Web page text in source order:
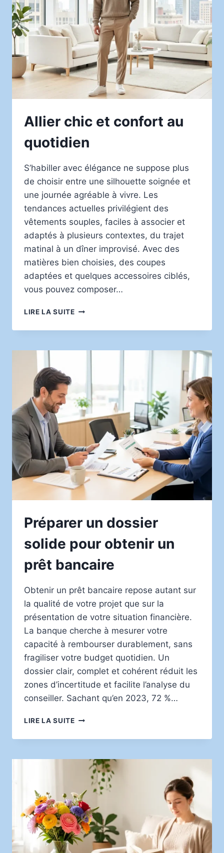
Allier chic et confort au
quotidien
S’habiller avec élégance ne suppose plus
de choisir entre une silhouette soignée et
une journée agréable à vivre. Les
tendances actuelles privilégient des
vêtements souples, faciles à associer et
adaptés à plusieurs contextes, du trajet
matinal à un dîner improvisé. Avec des
matières bien choisies, des coupes
adaptées et quelques accessoires ciblés,
vous pouvez composer…
LIRE LA SUITEALLIER
ET
AU
Préparer un dossier
solide pour obtenir un
prêt bancaire
Obtenir un prêt bancaire repose autant sur
la qualité de votre projet que sur la
présentation de votre situation financière.
La banque cherche à mesurer votre
capacité à rembourser durablement, sans
fragiliser votre budget quotidien. Un
dossier clair, complet et cohérent réduit les
zones d’incertitude et facilite l’analyse du
conseiller. Sachant qu’en 2023, 72 %…
LIRE LA SUITEPRÉPARER
DOSSIER
POUR
OBTENIR
PRÊT
BANCAIRE